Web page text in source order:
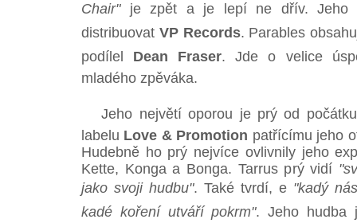
Chair"je zpět a je lepí ne dřív. Jeho
distribuovat VP Records. Parables
podílel Dean Fraser. Jde o velice
mladého zpěváka.
Jeho největí oporou je prý od
labelu Love & Promotion patřícímu jeho
Hudebně ho prý nejvíce ovlivnily jeho
Kette, Konga a Bonga. Tarrus prý vidí
jako svoji hudbu". Také tvrdí, e "kadý
kadé koření utváří pokrm". Jeho hudba